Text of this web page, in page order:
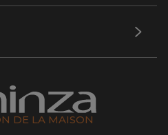
DE LA MAISON